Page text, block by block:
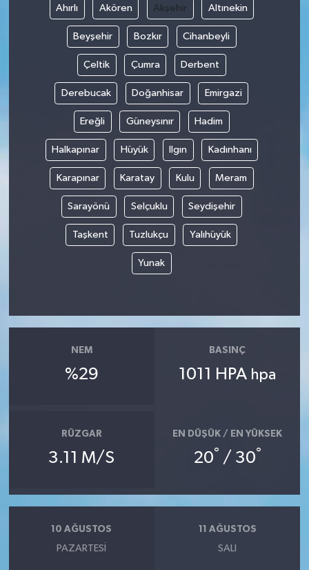
Ahırlı Akören Akşehir Altınekin
Beyşehir Bozkır Cihanbeyli
Çeltik Çumra Derbent
Derebucak Doğanhisar Emirgazi
Ereğli Güneysınır Hadim
Halkapınar Hüyük Ilgın Kadınhanı
Karapınar Karatay Kulu Meram
Sarayönü Selçuklu Seydişehir
Taşkent Tuzlukçu Yalıhüyük
Yunak
NEM
%29
BASINÇ
1011 HPA hpa
RÜZGAR
3.11 M/S
EN DÜŞÜK / EN YÜKSEK
20° / 30°
10 AĞUSTOS
PAZARTESI
11 AĞUSTOS
SALI